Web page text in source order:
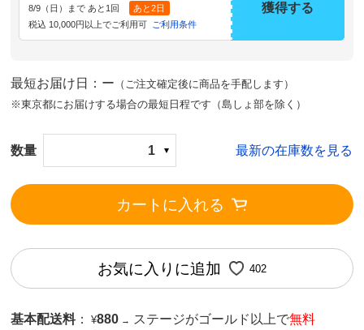
8/9（日）まで あと1回
あと2日
税込 10,000円以上でご利用可
ご利用条件
獲得する
最短お届け日：ー （ご注文確定後に商品を手配します）
※東京都にお届けする場合の最短日程です（島しょ部を除く）
数量 1 最新の在庫数を見る
カートに入れる
お気に入りに追加 402
基本配送料 ： ¥880 → ステージがゴールド以上で無料